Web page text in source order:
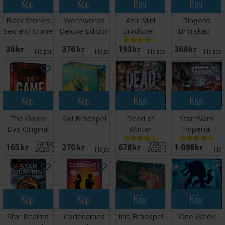
Black Stories
Sex and Crime
36 SEK I lager:
Werewords
Deluxe Edition
376 SEK I lager:
Azul Mini
Brädspel -
Reseutgåva
193 SEK I lager: 20+
Ringens
Brorskap -
369 SEK I lager:
Köp
The Game
Das Original
Kortspel
165 SEK Väntas in:
2026-08-27
Köp
Sail Brädspel
270 SEK I lager: 3
Köp
Dead of
Winter
Brädspel
678 SEK Väntas in:
2026-09-30
Köp
Star Wars
Imperial
Assault
Brädspel
1 098 SEK I
Köp
Star Realms
Köp
Codenames
Köp
Inis Brädspel
Köp
One Week